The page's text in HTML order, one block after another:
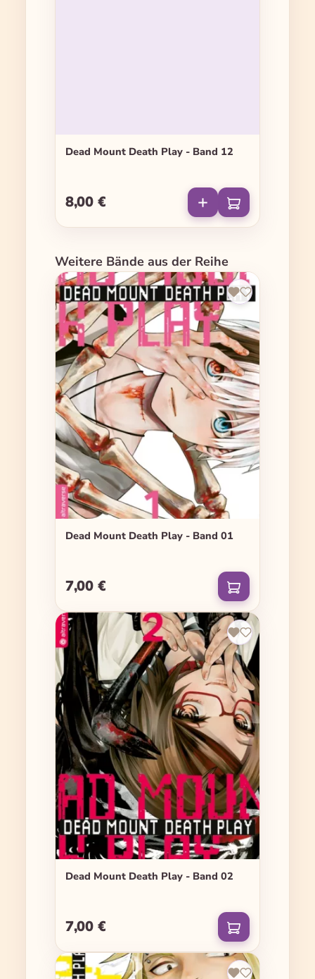
Dead Mount Death Play - Band 12
Regulärer Preis:
8,00 €
Produktgalerie überspringen
Weitere Bände aus der Reihe
Dead Mount Death Play - Band 01
Regulärer Preis:
7,00 €
Dead Mount Death Play - Band 02
Regulärer Preis:
7,00 €